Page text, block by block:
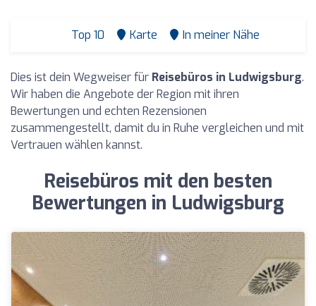
Top 10 Karte In meiner Nähe
Dies ist dein Wegweiser für Reisebüros in Ludwigsburg.
Wir haben die Angebote der Region mit ihren
Bewertungen und echten Rezensionen
zusammengestellt, damit du in Ruhe vergleichen und mit
Vertrauen wählen kannst.
Reisebüros mit den besten
Bewertungen in Ludwigsburg